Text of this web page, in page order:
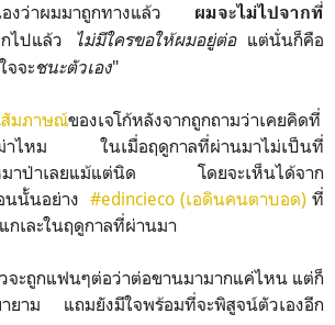
งว่าผมมาถูกทางแล้ว ผมจะไม่ไปจากที่
ไปแล้ว ไม่มีใครขอให้ผมอยู่ต่อแต่นั่นก็คือ
จจะชนะตัวเอง"
สัมภาษณ์ของเจโก้หลังจากถูกถามว่าเคยคิดที่
รม่าไหม ในเมื่อฤดูกาลที่ผ่านมาไม่เป็นที่
มาป่าเลยแม้แต่นิด โดยจะเห็นได้จาก
นนั้นอย่าง #edincieco (เอดินคนตาบอด) ที่
เละในฤดูกาลที่ผ่านมา
จะถูกแฟนๆต่อว่าต่อขานมามากแค่ไหน แต่ก็
ายาม แถมยังมีใจพร้อมที่จะพิสูจน์ตัวเองอีก